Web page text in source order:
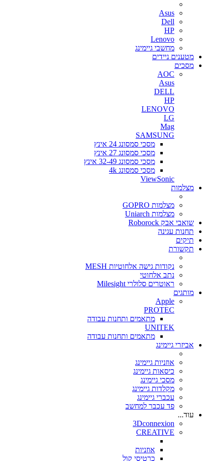
Asus
Dell
HP
Lenovo
מחשבי גיימינג
מטענים ניידים
מסכים
AOC
Asus
DELL
HP
LENOVO
LG
Mag
SAMSUNG
מסכי סמסונג 24 אינץ
מסכי סמסונג 27 אינץ
מסכי סמסונג 32-49 אינץ
מסכי סמסונג 4k
ViewSonic
מצלמות
מצלמות GOPRO
מצלמות Uniarch
שואבי אבק Roborock
תחנות עגינה
תיקים
תקשורת
נקודות גישה אלחוטיות MESH
נתב אלחוטי
ראוטרים סלולרי Milesight
מותגים
Apple
PROTEC
מתאמים ותחנות עבודה
UNITEK
מתאמים ותחנות עבודה
אביזרי גיימינג
אוזניות גיימינג
כיסאות גיימינג
מסכי גיימינג
מקלדות גיימינג
עכברי גיימינג
פד עכבר למחשב
עוד...
3Dconnexion
CREATIVE
אוזניות
כרטיסי קול